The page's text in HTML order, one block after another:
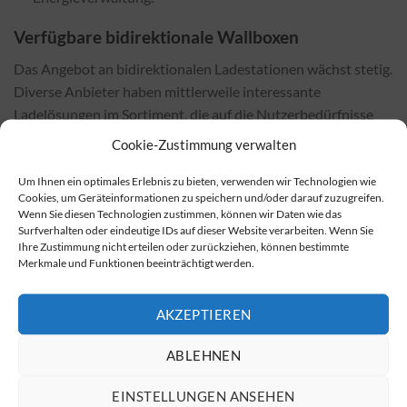
Cookie-Zustimmung verwalten
Um Ihnen ein optimales Erlebnis zu bieten, verwenden wir Technologien wie
Cookies, um Geräteinformationen zu speichern und/oder darauf zuzugreifen.
Wenn Sie diesen Technologien zustimmen, können wir Daten wie das
Surfverhalten oder eindeutige IDs auf dieser Website verarbeiten. Wenn Sie
Ihre Zustimmung nicht erteilen oder zurückziehen, können bestimmte
Merkmale und Funktionen beeinträchtigt werden.
AKZEPTIEREN
ABLEHNEN
EINSTELLUNGEN ANSEHEN
Verfügbare bidirektionale Wallboxen
Das Angebot an bidirektionalen Ladestationen wächst stetig.
Diverse Anbieter haben mittlerweile interessante
Ladelösungen im Sortiment, die auf die Nutzerbedürfnisse
zugeschnitten sind. Sie können eine aktuelle Übersicht der
Marktübersicht zu bidirektionalen Wallboxeneinsehen.
Bezugsquellen für Wallboxen
Bidirektionale Wallboxen sind sowohl bei Fachhändlern vor
Online-Shops finden Sie häufig besser Preise und Angebote.
Um bidirektionale Wallboxen zu erwerben, besuchen Sie